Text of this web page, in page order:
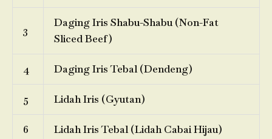
3
Daging Iris Shabu-Shabu (Non-Fat
Sliced Beef)
4 Daging Iris Tebal (Dendeng)
5 Lidah Iris (Gyutan)
6 Lidah Iris Tebal (Lidah Cabai Hijau)